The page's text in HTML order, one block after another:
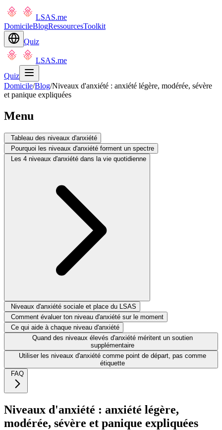
LSAS.me
DomicileBlogRessourcesToolkit
Quiz
LSAS.me
Quiz
Domicile/Blog/Niveaux d'anxiété : anxiété légère, modérée, sévère
et panique expliquées
Menu
Tableau des niveaux d'anxiété
Pourquoi les niveaux d'anxiété forment un spectre
Les 4 niveaux d'anxiété dans la vie quotidienne
Niveaux d'anxiété sociale et place du LSAS
Comment évaluer ton niveau d'anxiété sur le moment
Ce qui aide à chaque niveau d'anxiété
Quand des niveaux élevés d'anxiété méritent un soutien
supplémentaire
Utiliser les niveaux d'anxiété comme point de départ, pas comme
étiquette
FAQ
Niveaux d'anxiété : anxiété légère,
modérée, sévère et panique expliquées